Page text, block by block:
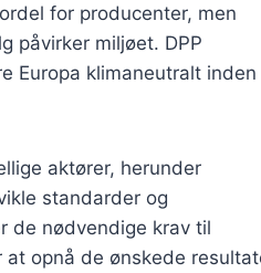
for producenter, men
påvirker miljøet. DPP
Europa klimaneutralt inden
aktører, herunder
standarder og
de nødvendige krav til
opnå de ønskede